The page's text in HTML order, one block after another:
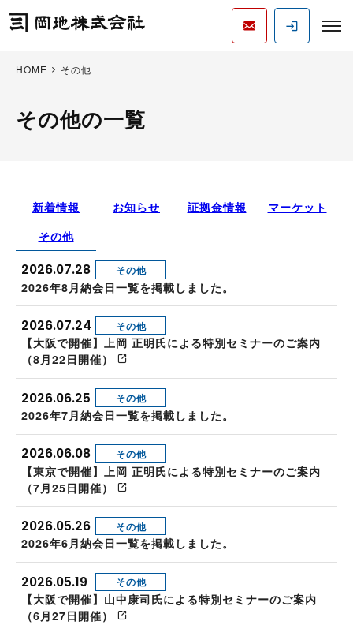
HOME その他
その他の一覧
新着情報 お知らせ 証拠金情報
マーケット
その他
2026.07.28 その他
2026年8月納会日一覧を掲載しました。
2026.07.24 その他
【大阪で開催】上岡 正明氏による特別セミナーのご案内
（8月22日開催）
2026.06.25 その他
2026年7月納会日一覧を掲載しました。
2026.06.08 その他
【東京で開催】上岡 正明氏による特別セミナーのご案内
（7月25日開催）
2026.05.26 その他
2026年6月納会日一覧を掲載しました。
2026.05.19 その他
【大阪で開催】山中康司氏による特別セミナーのご案内
（6月27日開催）